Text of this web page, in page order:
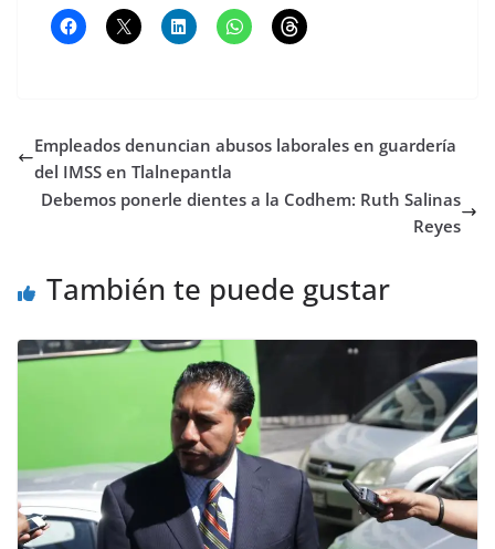
Empleados denuncian abusos laborales en guardería
del IMSS en Tlalnepantla
Debemos ponerle dientes a la Codhem: Ruth Salinas
Reyes
También te puede gustar